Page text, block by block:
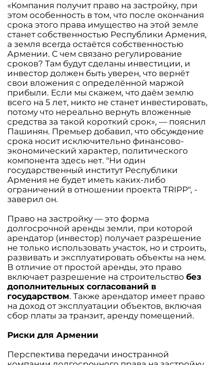
«Компания получит право на застройку, при
этом особенность в том, что после окончания
срока этого права имущество на этой земле
станет собственностью Республики Армения,
а земля всегда остаётся собственностью
Армении. С чем связано регулирование
сроков? Там будут сделаны инвестиции, и
инвестор должен быть уверен, что вернёт
свои вложения с определённой маржой
прибыли. Если мы скажем, что даём землю
всего на 5 лет, никто не станет инвестировать,
потому что нереально вернуть вложенные
средства за такой короткий срок», — пояснил
Пашинян. Премьер добавил, что обсуждение
срока носит исключительно финансово-
экономический характер, политического
компонента здесь нет. "Ни один
государственный институт Республики
Армения не будет иметь каких-либо
ограничений в отношении проекта TRIPP", -
заверил он.
Право на застройку — это форма
долгосрочной аренды земли, при которой
арендатор (инвестор) получает разрешение
не только использовать участок, но и строить,
развивать и эксплуатировать объекты на нем.
В отличие от простой аренды, это право
включает разрешение на строительство без
дополнительных согласований в
государством. Также арендатор имеет право
на доход от эксплуатации объектов, включая
сбор платы за транзит, аренду помещений.
Риски для Армении
Перспектива передачи иностранной